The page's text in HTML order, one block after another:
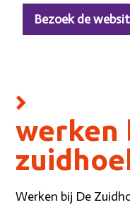
Bezoek de
werken
Werken bij De